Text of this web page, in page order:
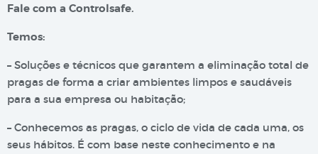
Fale com a Controlsafe.
Temos:
– Soluções e técnicos que garantem a eliminação total de
pragas de forma a criar ambientes limpos e saudáveis
para a sua empresa ou habitação;
– Conhecemos as pragas, o ciclo de vida de cada uma, os
seus hábitos. É com base neste conhecimento e na